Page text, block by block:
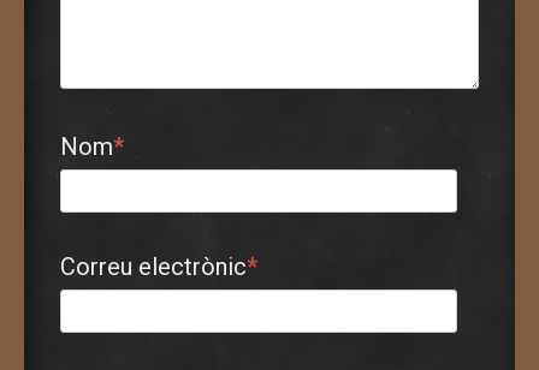
Nom*
Correu electrònic*